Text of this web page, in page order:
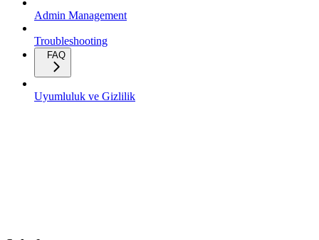
Admin Management
Troubleshooting
FAQ
Uyumluluk ve Gizlilik